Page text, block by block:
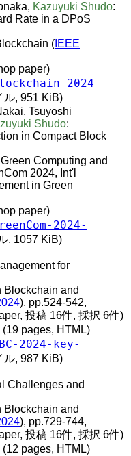
Kazuyuki Shudo:
Rate in a DPoS
( IEEE
paper)
2024-
ル, 951 KiB)
Tsuyoshi
Shudo:
in Compact Block
Computing and
2024, Int'l
in Green
paper)
2024-
, 1057 KiB)
for
Blockchain and
), pp.524-542,
投稿 16件, 採択 6件)
(19 pages, HTML)
2024-key-
ル, 987 KiB)
Challenges and
Blockchain and
), pp.729-744,
投稿 16件, 採択 6件)
(12 pages, HTML)